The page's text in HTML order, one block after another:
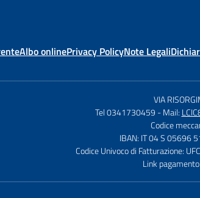
Albo onlinePrivacy PolicyNote Legali
VIA
Tel 0341730459 - Mail:
Codice
IBAN: IT 04 S 05696
Codice Univoco di Fatturazione:
Link